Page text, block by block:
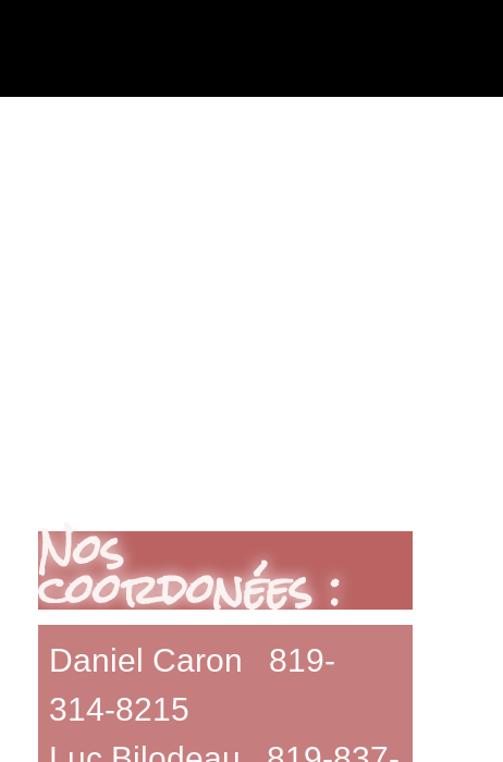
Nos
coordonées :
Daniel Caron 819-
314-8215